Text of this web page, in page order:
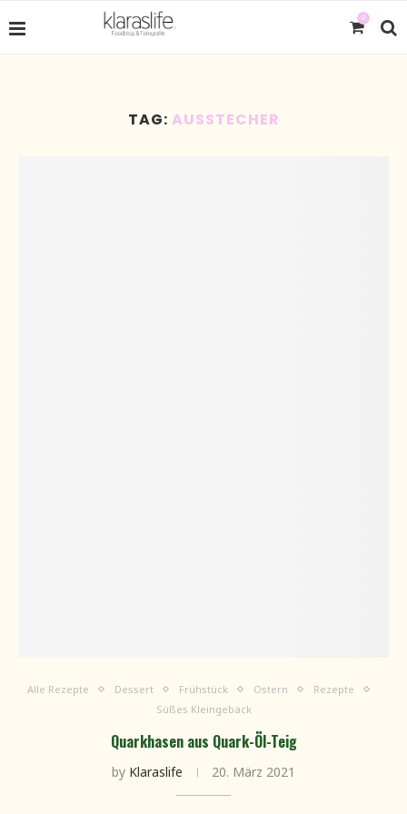
0
TAG: AUSSTECHER
Alle Rezepte Dessert Frühstück Ostern
Rezepte
Süßes Kleingebäck
Quarkhasen aus Quark-Öl-Teig
by Klaraslife 20. März 2021